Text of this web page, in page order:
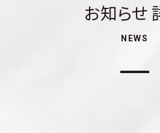
お知らせ
NEWS